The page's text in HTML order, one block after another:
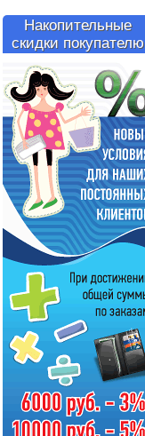
Накопительные
скидки покупателю